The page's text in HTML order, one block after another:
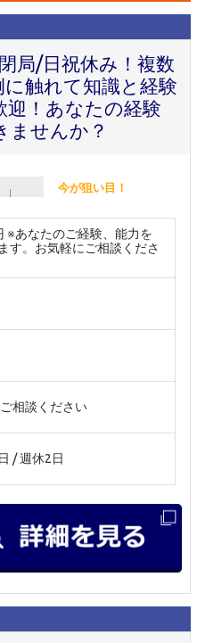
局/日祝休み！複数
触れて知識と経験
迎！あなたの経験
ませんか？
今が狙い目！
※あなたのご経験、能力を
す。お気軽にご相談くださ
相談ください
/ 週休2日